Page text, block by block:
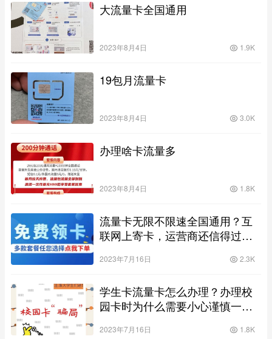
大流量卡全国通用
2023年8月4日 1.9K
19包月流量卡
2023年8月4日 3.0K
办理啥卡流量多
2023年8月4日 1.8K
流量卡无限不限速全国通用？互
联网上寄卡，运营商还信得过
2023年7月16日 2.3K
学生卡流量卡怎么办理？办理校
园卡时为什么需要小心谨慎一
2023年7月16日 1.8K